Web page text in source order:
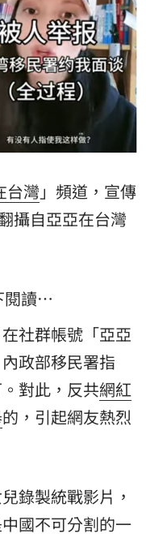
台灣 」頻道，宣傳
攝自亞亞在台灣
閱讀…
社群帳號「亞亞
政部移民署指
對此，反共網紅
的，引起網友熱烈
錄製統戰影片，
國不可分割的一